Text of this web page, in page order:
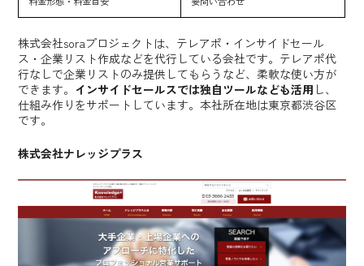
株式会社soraプロジェクトは、テレアポ・インサイドセール
ス・企業リスト作成などを代行している会社です。テレアポ代
行なしで企業リストのみ提供してもらうなど、柔軟な使い方が
できます。 インサイドセールスでは独自ツールなども活用 し、
仕組み作りをサポートしています。本社所在地は東京都渋谷区
です。
株式会社ナレッジプラス